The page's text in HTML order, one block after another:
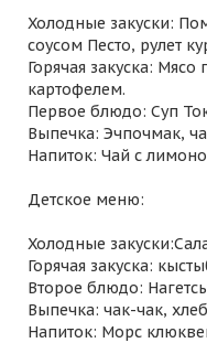
Холодные закуски:
соусом Песто, рулет
Горячая закуска:
картофелем.
Первое блюдо: Суп
Выпечка: Эчпочмак,
Напиток: Чай с
Детское меню:
Холодные
Горячая закуска:
Второе блюдо:
Выпечка: чак-чак,
Напиток: Морс